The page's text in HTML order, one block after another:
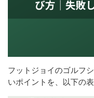
フットジョイのゴルフ
いポイントを、以下の